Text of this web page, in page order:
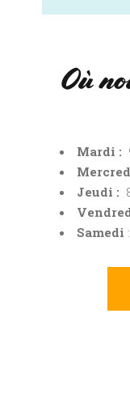
Où
Mardi :
Jeudi :
Samedi